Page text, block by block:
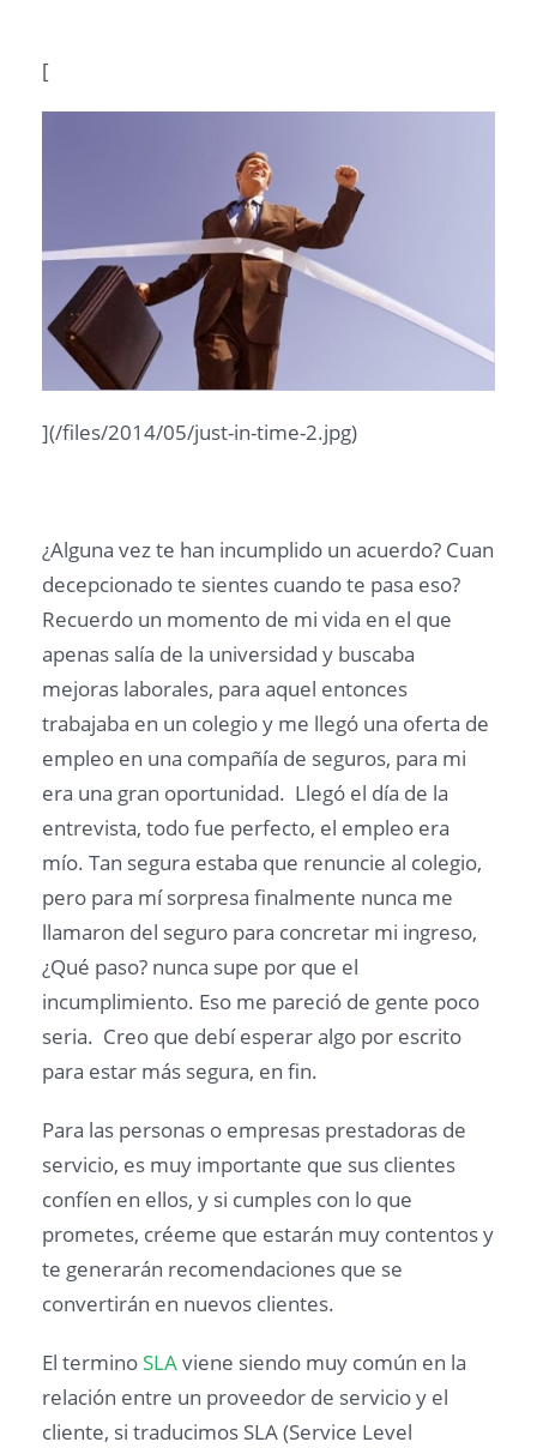
[
](/files/2014/05/just-in-time-2.jpg)
¿Alguna vez te han incumplido un acuerdo? Cuan
decepcionado te sientes cuando te pasa eso?
Recuerdo un momento de mi vida en el que
apenas salía de la universidad y buscaba
mejoras laborales, para aquel entonces
trabajaba en un colegio y me llegó una oferta de
empleo en una compañía de seguros, para mi
era una gran oportunidad. Llegó el día de la
entrevista, todo fue perfecto, el empleo era
mío. Tan segura estaba que renuncie al colegio,
pero para mí sorpresa finalmente nunca me
llamaron del seguro para concretar mi ingreso,
¿Qué paso? nunca supe por que el
incumplimiento. Eso me pareció de gente poco
seria. Creo que debí esperar algo por escrito
para estar más segura, en fin.
Para las personas o empresas prestadoras de
servicio, es muy importante que sus clientes
confíen en ellos, y si cumples con lo que
prometes, créeme que estarán muy contentos y
te generarán recomendaciones que se
convertirán en nuevos clientes.
El terminoSLAviene siendo muy común en la
relación entre un proveedor de servicio y el
cliente, si traducimos SLA (Service Level